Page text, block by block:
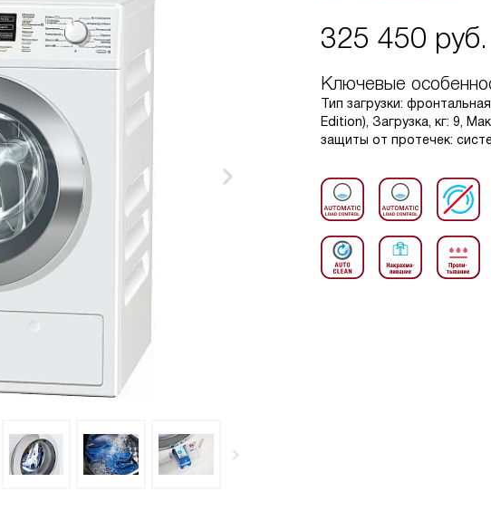
325 450 руб.
Ключевые
Тип загрузки:
Edition), Загрузка, кг: 9,
защиты от протечек: